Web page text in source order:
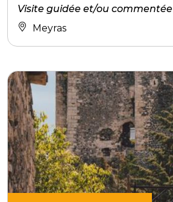
Visite guidée et/ou commentée
Meyras